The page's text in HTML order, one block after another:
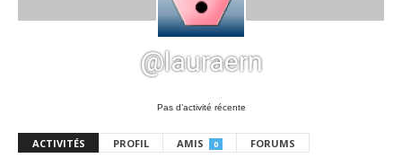
@lauraern
Pas d’activité récente
ACTIVITÉS PROFIL AMIS 0 FORUMS